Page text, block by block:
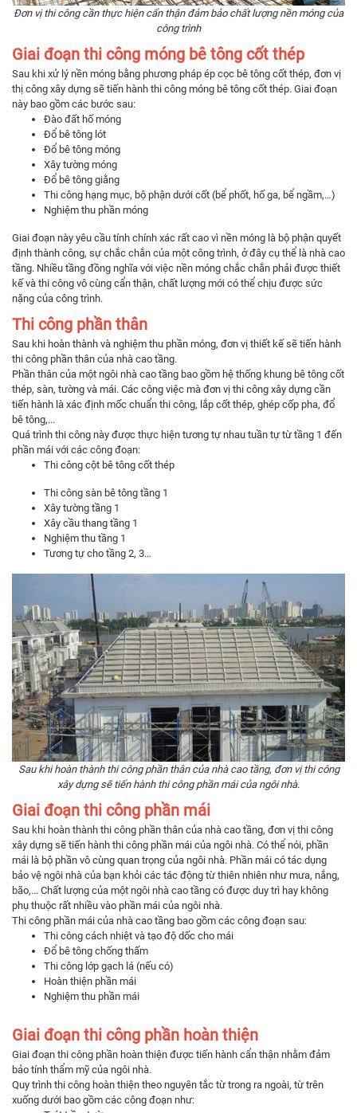
Đơn vị thi công cần thực hiện cẩn thận đảm bảo chất lượng nền móng của
công trình
Giai đoạn thi công móng bê tông cốt thép
Sau khi xử lý nền móng bằng phương pháp ép cọc bê tông cốt thép, đơn vị
thị công xây dựng sẽ tiến hành thi công móng bê tông cốt thép. Giai đoạn
này bao gồm các bước sau:
Đào đất hố móng
Đổ bê tông lót
Đổ bê tông móng
Xây tường móng
Đổ bê tông giằng
Thi công hạng mục, bộ phận dưới cốt (bể phốt, hố ga, bể ngầm,…)
Nghiệm thu phần móng
Giai đoạn này yêu cầu tính chính xác rất cao vì nền móng là bộ phận quyết
định thành công, sự chắc chắn của một công trình, ở đây cụ thể là nhà cao
tầng. Nhiều tầng đồng nghĩa với việc nền móng chắc chắn phải được thiết
kế và thi công vô cùng cẩn thận, chất lượng mới có thể chịu được sức
nặng của công trình.
Thi công phần thân
Sau khi hoàn thành và nghiệm thu phần móng, đơn vị thiết kế sẽ tiến hành
thi công phần thân của nhà cao tầng.
Phần thân của một ngôi nhà cao tầng bao gồm hệ thống khung bê tông cốt
thép, sàn, tường và mái. Các công việc mà đơn vị thi công xây dựng cần
tiến hành là xác định mốc chuẩn thi công, lắp cốt thép, ghép cốp pha, đổ
bê tông,...
Quá trình thi công này được thực hiện tương tự nhau tuần tự từ tầng 1 đến
phần mái với các công đoạn:
Thi công cột bê tông cốt thép
Thi công sàn bê tông tầng 1
Xây tường tầng 1
Xây cầu thang tầng 1
Nghiệm thu tầng 1
Tương tự cho tầng 2, 3…
Sau khi hoàn thành thi công phần thân của nhà cao tầng, đơn vị thi công
xây dựng sẽ tiến hành thi công phần mái của ngôi nhà.
Giai đoạn thi công phần mái
Sau khi hoàn thành thi công phần thân của nhà cao tầng, đơn vị thi công
xây dựng sẽ tiến hành thi công phần mái của ngôi nhà. Có thể nói, phần
mái là bộ phần vô cùng quan trọng của ngôi nhà. Phần mái có tác dụng
bảo vệ ngôi nhà của bạn khỏi các tác động từ thiên nhiên như mưa, nắng,
bão,... Chất lượng của một ngôi nhà cao tầng có được duy trì hay không
phụ thuộc rất nhiều vào phần mái của ngôi nhà.
Thi công phần mái của nhà cao tầng bao gồm các công đoạn sau:
Thi công cách nhiệt và tạo độ dốc cho mái
Đổ bê tông chống thấm
Thi công lớp gạch lá (nếu có)
Hoàn thiện phần mái
Nghiệm thu phần mái
Giai đoạn thi công phần hoàn thiện
Giai đoạn thi công phần hoàn thiện được tiến hành cẩn thận nhằm đảm
bảo tính thẩm mỹ của ngôi nhà.
Quy trình thi công hoàn thiện theo nguyên tắc từ trong ra ngoài, từ trên
xuống dưới bao gồm các công đoạn như: